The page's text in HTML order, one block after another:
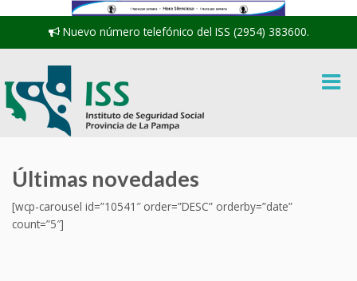
Nuevo número telefónico del ISS (2954) 383600.
Últimas novedades
[wcp-carousel id=”10541″ order=”DESC” orderby=”date”
count=”5″]